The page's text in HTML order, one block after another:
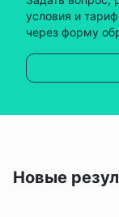
условия и
через форму
Новые